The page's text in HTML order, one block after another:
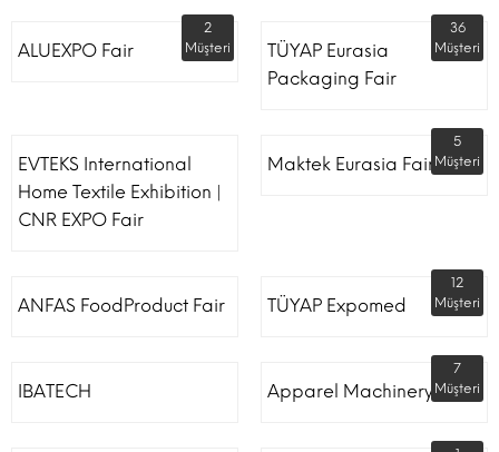
ALUEXPO Fair
2
Müşteri
TÜYAP Eurasia
Packaging Fair
36
Müşteri
EVTEKS International
Home Textile Exhibition |
CNR EXPO Fair
Maktek Eurasia Fair
5
Müşteri
ANFAS FoodProduct Fair TÜYAP Expomed
12
Müşteri
IBATECH Apparel Machinery Fair
7
Müşteri